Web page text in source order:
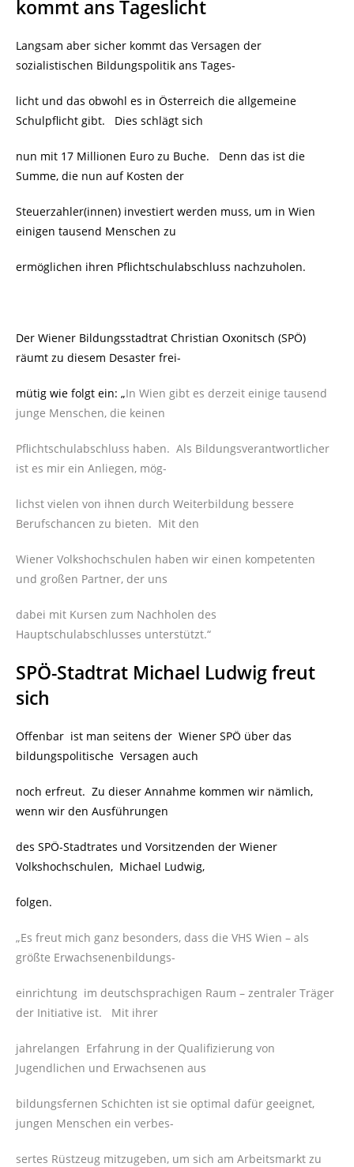
kommt ans Tageslicht
Langsam aber sicher kommt das Versagen der
sozialistischen Bildungspolitik ans Tages-
licht und das obwohl es in Österreich die allgemeine
Schulpflicht gibt. Dies schlägt sich
nun mit 17 Millionen Euro zu Buche. Denn das ist die
Summe, die nun auf Kosten der
Steuerzahler(innen) investiert werden muss, um in Wien
einigen tausend Menschen zu
ermöglichen ihren Pflichtschulabschluss nachzuholen.
Der Wiener Bildungsstadtrat Christian Oxonitsch (SPÖ)
räumt zu diesem Desaster frei-
mütig wie folgt ein: „In Wien gibt es derzeit einige tausend
junge Menschen, die keinen
Pflichtschulabschluss haben. Als Bildungsverantwortlicher
ist es mir ein Anliegen, mög-
lichst vielen von ihnen durch Weiterbildung bessere
Berufschancen zu bieten. Mit den
Wiener Volkshochschulen haben wir einen kompetenten
und großen Partner, der uns
dabei mit Kursen zum Nachholen des
Hauptschulabschlusses unterstützt.“
SPÖ-Stadtrat Michael Ludwig freut
sich
Offenbar ist man seitens der Wiener SPÖ über das
bildungspolitische Versagen auch
noch erfreut. Zu dieser Annahme kommen wir nämlich,
wenn wir den Ausführungen
des SPÖ-Stadtrates und Vorsitzenden der Wiener
Volkshochschulen, Michael Ludwig,
folgen.
„Es freut mich ganz besonders, dass die VHS Wien – als
größte Erwachsenenbildungs-
einrichtung im deutschsprachigen Raum – zentraler Träger
der Initiative ist. Mit ihrer
jahrelangen Erfahrung in der Qualifizierung von
Jugendlichen und Erwachsenen aus
bildungsfernen Schichten ist sie optimal dafür geeignet,
jungen Menschen ein verbes-
sertes Rüstzeug mitzugeben, um sich am Arbeitsmarkt zu